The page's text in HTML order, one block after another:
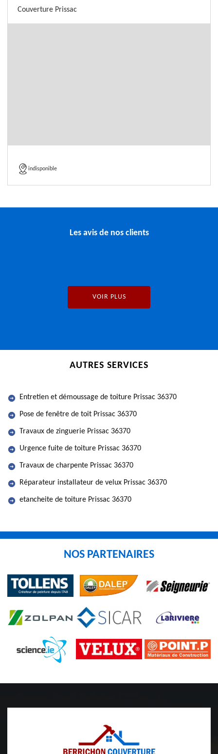
Couverture Prissac
indisponible
Les avis de nos clients
VOIR PLUS
AUTRES SERVICES
Entretien et démoussage de toiture Prissac 36370
Pose de fenêtre de toit Prissac 36370
Travaux de zinguerie Prissac 36370
Urgence fuite de toiture Prissac 36370
Travaux de charpente Prissac 36370
Réparateur installateur de velux Prissac 36370
etancheite de toiture Prissac 36370
NOS PARTENAIRES